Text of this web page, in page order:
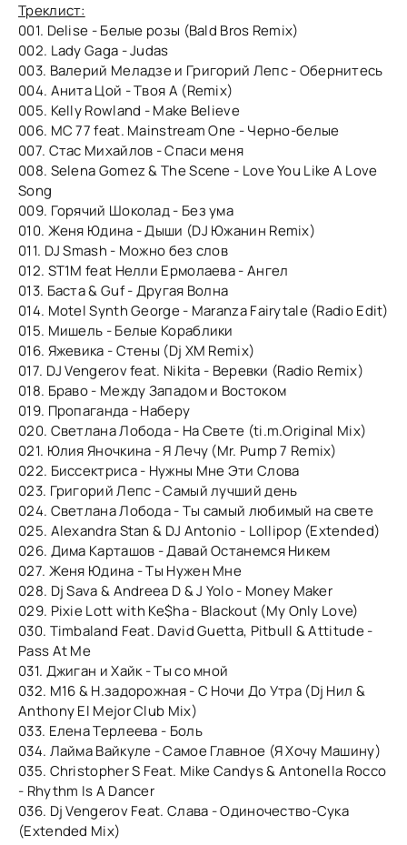
Треклист:
001. Delise - Белые розы (Bald Bros Remix)
002. Lady Gaga - Judas
003. Валерий Меладзе и Григорий Лепс - Обернитесь
004. Анита Цой - Твоя А (Remix)
005. Kelly Rowland - Make Believe
006. MC 77 feat. Mainstream One - Черно-белые
007. Стас Михайлов - Спаси меня
008. Selena Gomez & The Scene - Love You Like A Love
Song
009. Горячий Шоколад - Без ума
010. Женя Юдина - Дыши (DJ Южанин Remix)
011. DJ Smash - Можно без слов
012. ST1M feat Нелли Ермолаева - Ангел
013. Баста & Guf - Другая Волна
014. Motel Synth George - Maranza Fairytale (Radio Edit)
015. Мишель - Белые Кораблики
016. Яжевика - Стены (Dj XM Remix)
017. DJ Vengerov feat. Nikita - Веревки (Radio Remix)
018. Браво - Между Западом и Востоком
019. Пропаганда - Наберу
020. Светлана Лобода - На Свете (ti.m.Original Mix)
021. Юлия Яночкина - Я Лечу (Mr. Pump 7 Remix)
022. Биссектриса - Нужны Мне Эти Слова
023. Григорий Лепс - Самый лучший день
024. Светлана Лобода - Ты самый любимый на свете
025. Alexandra Stan & DJ Antonio - Lollipop (Extended)
026. Дима Карташов - Давай Останемся Никем
027. Женя Юдина - Ты Нужен Мне
028. Dj Sava & Andreea D & J Yolo - Money Maker
029. Pixie Lott with Ke$ha - Blackout (My Only Love)
030. Timbaland Feat. David Guetta, Pitbull & Attitude -
Pass At Me
031. Джиган и Хайк - Ты со мной
032. М16 & Н.задорожная - С Ночи До Утра (Dj Нил &
Anthony El Mejor Club Mix)
033. Елена Терлеева - Боль
034. Лайма Вайкуле - Самое Главное (Я Хочу Машину)
035. Christopher S Feat. Mike Candys & Antonella Rocco
- Rhythm Is A Dancer
036. Dj Vengerov Feat. Слава - Одиночество-Сука
(Extended Mix)